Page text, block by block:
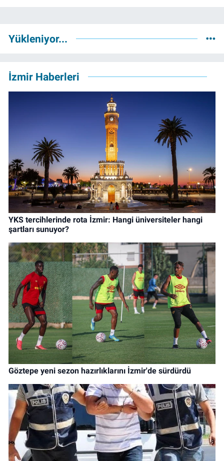
Yükleniyor...
İzmir Haberleri
YKS tercihlerinde rota İzmir: Hangi üniversiteler hangi
şartları sunuyor?
Göztepe yeni sezon hazırlıklarını İzmir'de sürdürdü